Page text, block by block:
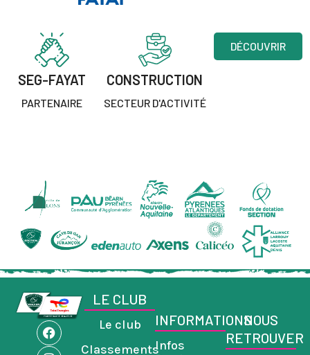
SEG-FAYAT
PARTENAIRE
CONSTRUCTION
SECTEUR D'ACTIVITÉ
DÉCOUVRIR
F
a
c
I
n
s
L
i
n
LE CLUB
Le club
Classements
INFORMATIONS
Infos
NOUS
RETROUVER